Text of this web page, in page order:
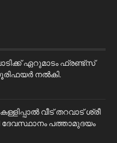
ഏറുമാടം ഫ്രണ്ട്സ്
നൽകി.
വീട് തറവാട് ശ്രീ
പത്താമുദയം